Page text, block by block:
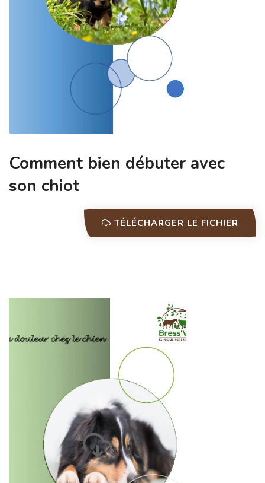
Comment bien débuter avec
son chiot
TÉLÉCHARGER LE FICHIER